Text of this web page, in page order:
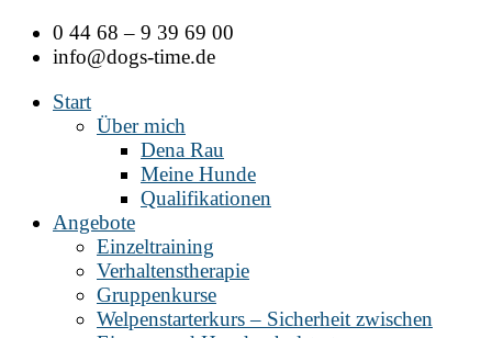
Zum
Inhalt
0 44 68 – 9 39 69 00
info@dogs-time.de
Start
Über mich
Dena Rau
Meine Hunde
Qualifikationen
Angebote
Einzeltraining
Verhaltenstherapie
Gruppenkurse
Welpenstarterkurs – Sicherheit zwischen